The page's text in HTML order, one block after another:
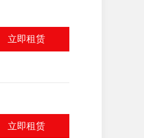
立即租赁
立即租赁